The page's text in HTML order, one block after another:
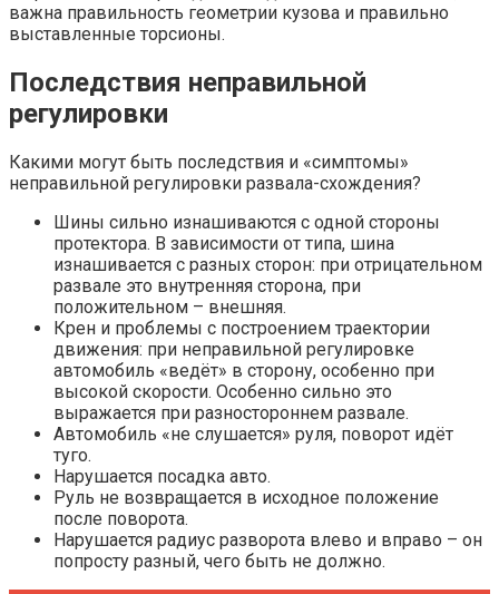
важна правильность геометрии кузова и правильно
выставленные торсионы.
Последствия неправильной
регулировки
Какими могут быть последствия и «симптомы»
неправильной регулировки развала-схождения?
Шины сильно изнашиваются с одной стороны
протектора. В зависимости от типа, шина
изнашивается с разных сторон: при отрицательном
развале это внутренняя сторона, при
положительном – внешняя.
Крен и проблемы с построением траектории
движения: при неправильной регулировке
автомобиль «ведёт» в сторону, особенно при
высокой скорости. Особенно сильно это
выражается при разностороннем развале.
Автомобиль «не слушается» руля, поворот идёт
туго.
Нарушается посадка авто.
Руль не возвращается в исходное положение
после поворота.
Нарушается радиус разворота влево и вправо – он
попросту разный, чего быть не должно.